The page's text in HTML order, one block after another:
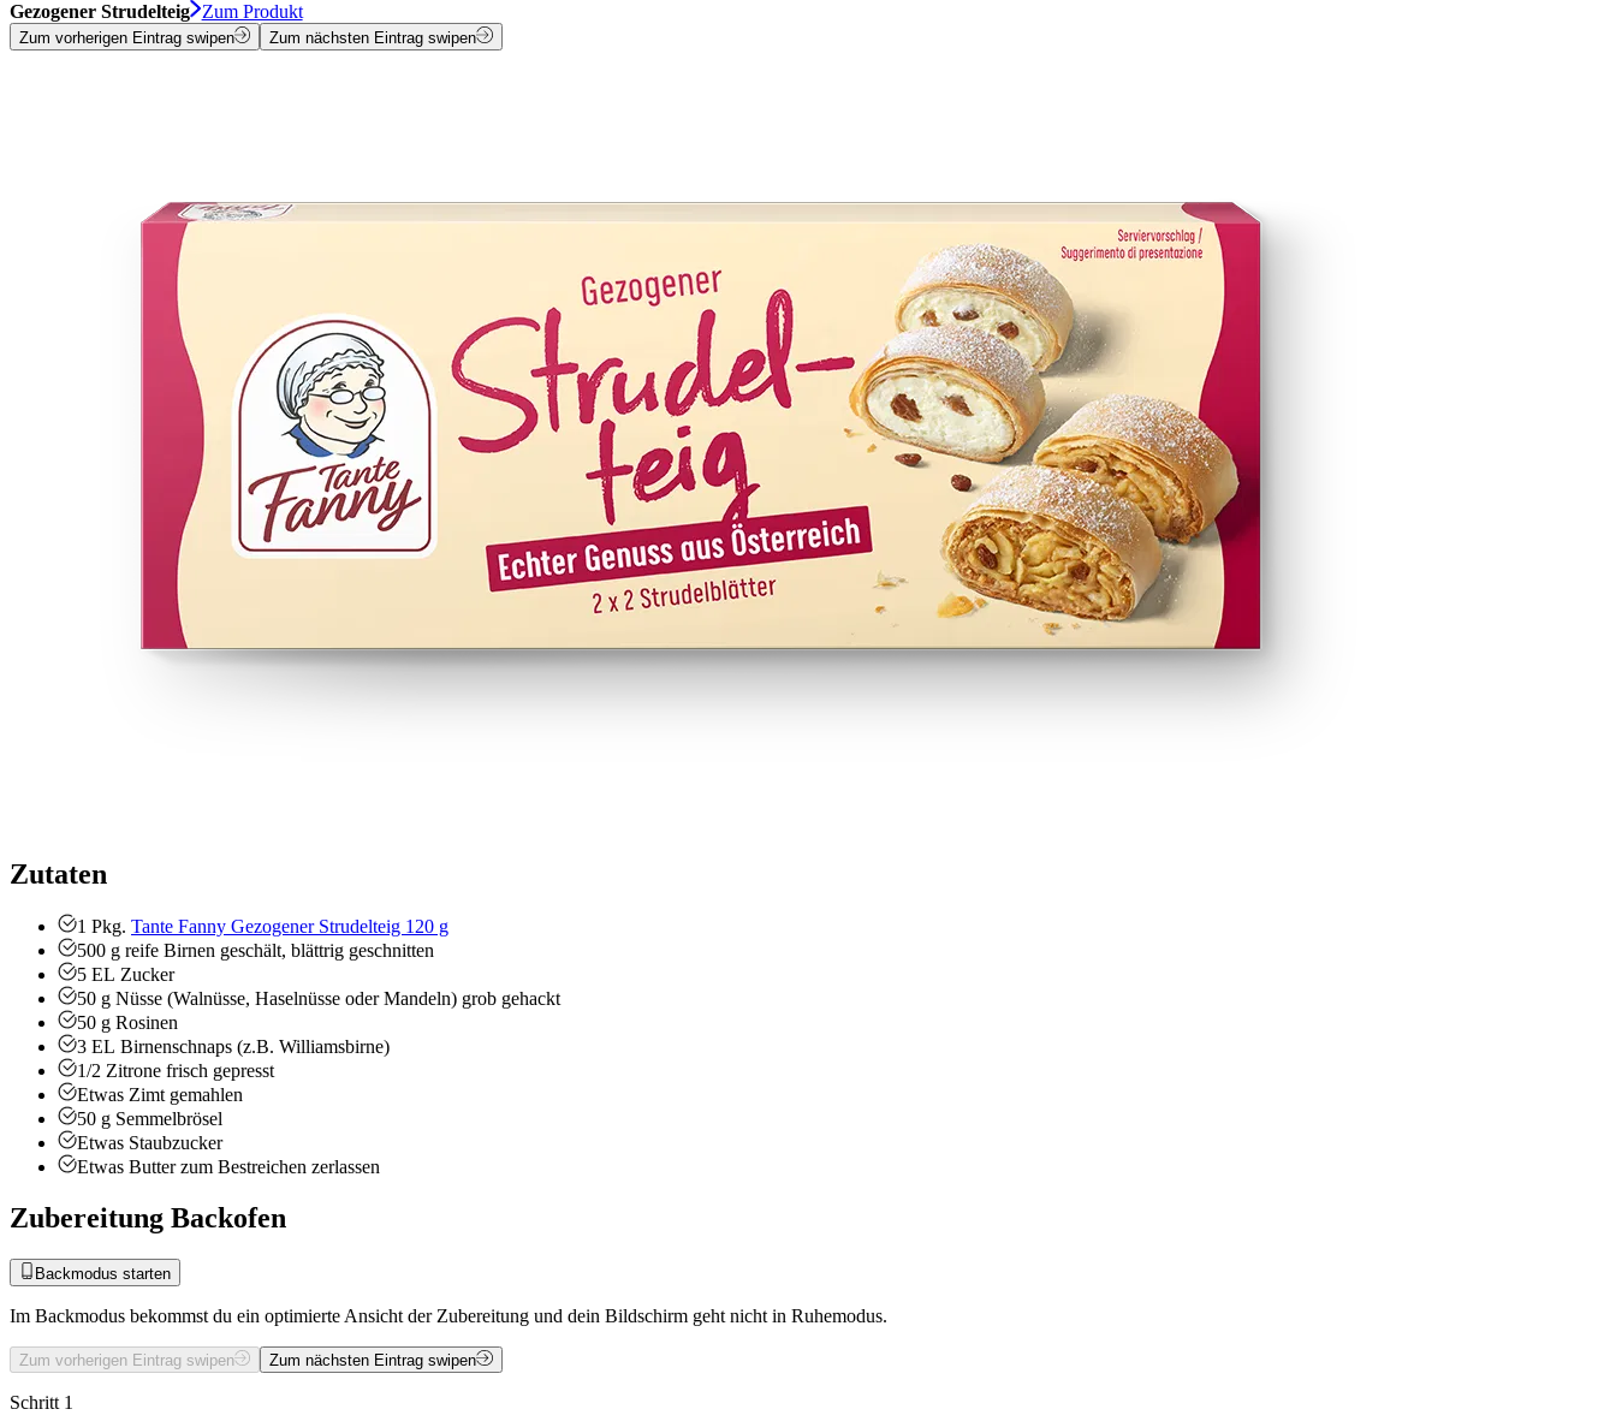
Gezogener Strudelteig
Zum Produkt
Zum vorherigen Eintrag swipen Zum nächsten Eintrag swipen
Zutaten
1 Pkg. Tante Fanny Gezogener Strudelteig 120 g
500 g reife Birnen geschält, blättrig geschnitten
5 EL Zucker
50 g Nüsse (Walnüsse, Haselnüsse oder Mandeln) grob gehackt
50 g Rosinen
3 EL Birnenschnaps (z.B. Williamsbirne)
1/2 Zitrone frisch gepresst
Etwas Zimt gemahlen
50 g Semmelbrösel
Etwas Staubzucker
Etwas Butter zum Bestreichen zerlassen
Zubereitung Backofen
Backmodus starten
Im Backmodus bekommst du ein optimierte Ansicht der Zubereitung und dein Bildschirm geht nicht in Ruhemodus.
Zum vorherigen Eintrag swipen Zum nächsten Eintrag swipen
Schritt 1